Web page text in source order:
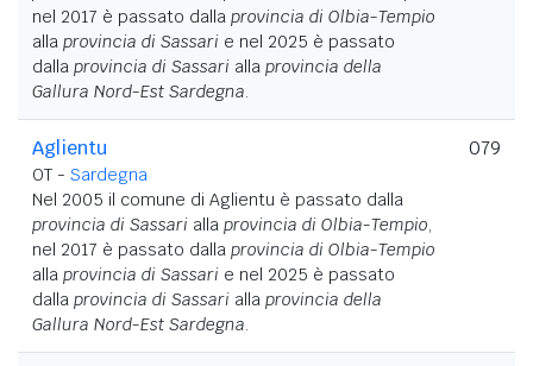
nel 2017 è passato dalla provincia di Olbia-Tempio
alla provincia di Sassari e nel 2025 è passato
dalla provincia di Sassari alla provincia della
Gallura Nord-Est Sardegna.
Aglientu
OT - Sardegna
Nel 2005 il comune di Aglientu è passato dalla
provincia di Sassari alla provincia di Olbia-Tempio,
nel 2017 è passato dalla provincia di Olbia-Tempio
alla provincia di Sassari e nel 2025 è passato
dalla provincia di Sassari alla provincia della
Gallura Nord-Est Sardegna.
079